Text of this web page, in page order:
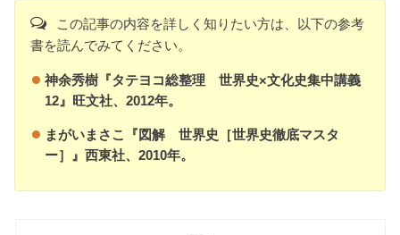
この記事の内容を詳しく知りたい方は、以下の参考
書を読んでみてください。
神余秀樹『タテヨコ総整理 世界史×文化史集中講義
12』旺文社、2012年。
まがいまさこ『図解 世界史［世界史徹底マスタ
ー］』西東社、2010年。